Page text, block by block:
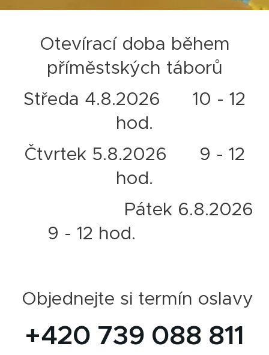
Otevírací doba během
příměstských táborů
Středa 4.8.2026 10 - 12
hod.
Čtvrtek 5.8.2026 9 - 12
hod.
Pátek 6.8.2026
9 - 12 hod.
Objednejte si termín oslavy
+420 739 088 811